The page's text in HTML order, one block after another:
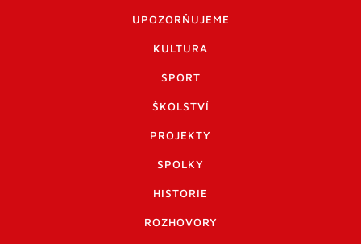
UPOZORŇUJEME
KULTURA
SPORT
ŠKOLSTVÍ
PROJEKTY
SPOLKY
HISTORIE
ROZHOVORY